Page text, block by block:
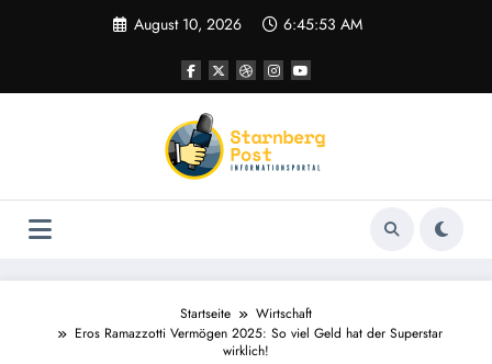
August 10, 2026 6:45:54 AM
Startseite
Wirtschaft
Eros Ramazzotti Vermögen 2025: So viel Geld hat der Superstar
wirklich!